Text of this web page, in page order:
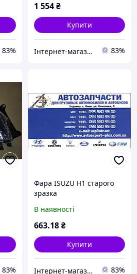
83%
1 554₴
Купити
Інтернет-магазин "Авто Експерт Плюс" 83%
83%
Фара ISUZU Н1 старого
зразка
В наявності
663.18₴
Купити
Інтернет-магазин "Авто Експерт Плюс" 83%